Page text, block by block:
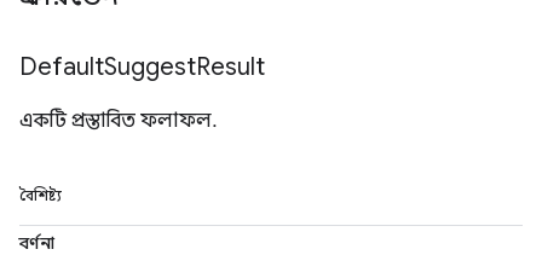
DefaultSuggestResult
একটি প্রস্তাবিত ফলাফল.
বৈশিষ্ট্য
বর্ণনা